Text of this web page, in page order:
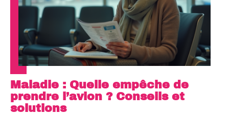
Maladie : Quelle empêche de
prendre l’avion ? Conseils et
solutions